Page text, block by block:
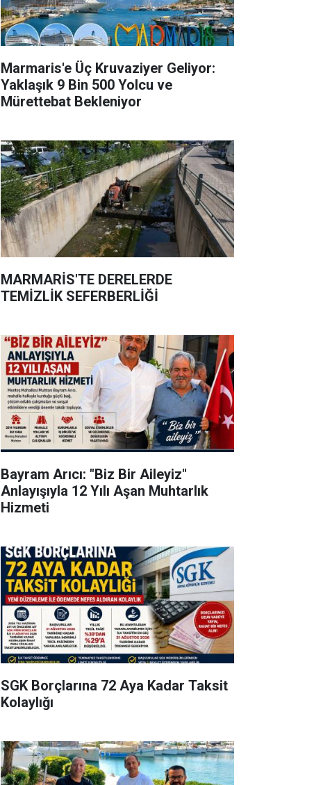
Marmaris'e Üç Kruvaziyer Geliyor:
Yaklaşık 9 Bin 500 Yolcu ve
Mürettebat Bekleniyor
MARMARİS'TE DERELERDE
TEMİZLİK SEFERBERLİĞİ
Bayram Arıcı: "Biz Bir Aileyiz"
Anlayışıyla 12 Yılı Aşan Muhtarlık
Hizmeti
SGK Borçlarına 72 Aya Kadar Taksit
Kolaylığı